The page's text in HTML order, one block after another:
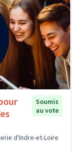
Soumis
au vote
d'Indre-et-Loire